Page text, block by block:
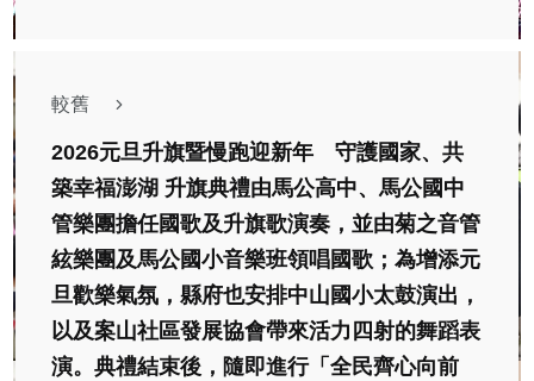
較舊
2026元旦升旗暨慢跑迎新年 守護國家、共
築幸福澎湖 升旗典禮由馬公高中、馬公國中
管樂團擔任國歌及升旗歌演奏，並由菊之音管
絃樂團及馬公國小音樂班領唱國歌；為增添元
旦歡樂氣氛，縣府也安排中山國小太鼓演出，
以及案山社區發展協會帶來活力四射的舞蹈表
演。典禮結束後，隨即進行「全民齊心向前